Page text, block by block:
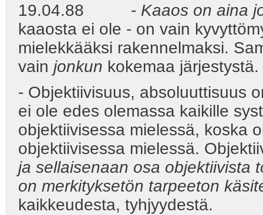
19.04.88 - Kaaos on aina
kaaosta ei ole - on vain
mielekkääksi rakennelmaksi.
vain jonkun kokemaa
- Objektiivisuus, absoluuttisuus
ei ole edes olemassa kaikille
objektiivisessa mielessä, koska
objektiivisessa mielessä.
ja sellaisenaan osa objektiivista
on merkityksetön tarpeeton
kaikkeudesta, tyhjyydestä.